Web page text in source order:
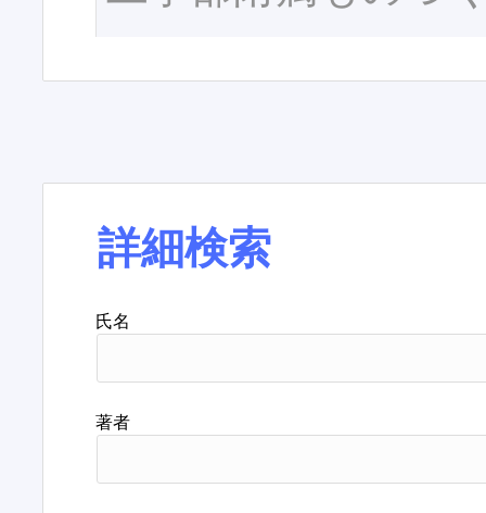
詳細検索
氏名
著者